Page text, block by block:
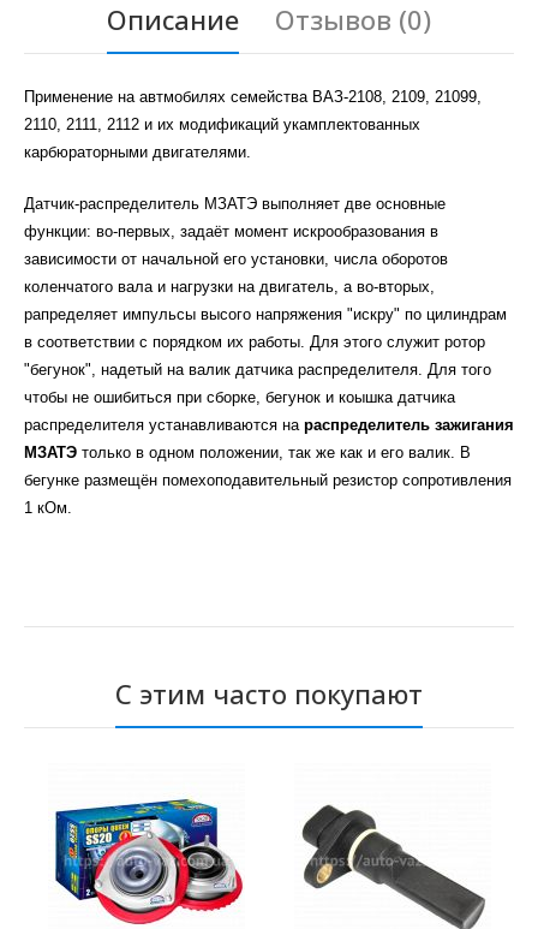
Описание Отзывов (0)
Применение на автмобилях семейства ВАЗ-2108, 2109, 21099,
2110, 2111, 2112 и их модификаций укамплектованных
карбюраторными двигателями.
Датчик-распределитель МЗАТЭ выполняет две основные
функции: во-первых, задаёт момент искрообразования в
зависимости от начальной его установки, числа оборотов
коленчатого вала и нагрузки на двигатель, а во-вторых,
рапределяет импульсы высого напряжения "искру" по цилиндрам
в соответствии с порядком их работы. Для этого служит ротор
"бегунок", надетый на валик датчика распределителя. Для того
чтобы не ошибиться при сборке, бегунок и коышка датчика
распределителя устанавливаются на распределитель зажигания
МЗАТЭ только в одном положении, так же как и его валик. В
бегунке размещён помехоподавительный резистор сопротивления
1 кОм.
С этим часто покупают